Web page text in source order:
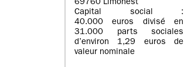
69760 Limonest
Capital social :
40.000 euros divisé en
31.000 parts sociales
d’environ 1,29 euros de
valeur nominale